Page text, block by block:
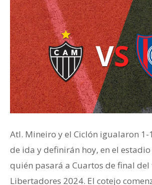
Atl. Mineiro y el Ciclón igualaron
de ida y definirán hoy, en el estadio
quién pasará a Cuartos de final del
Libertadores 2024. El cotejo